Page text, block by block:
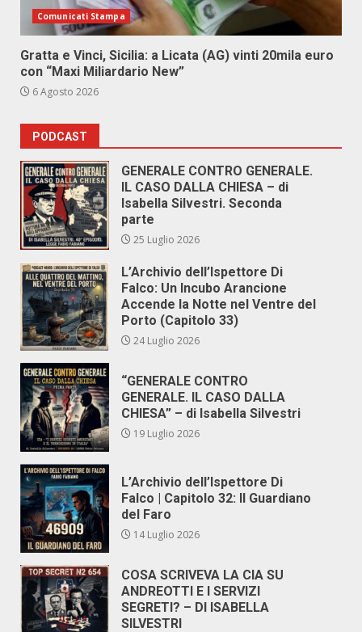
Comunicati Stampa
Gratta e Vinci, Sicilia: a Licata (AG) vinti 20mila euro
con “Maxi Miliardario New”
6 Agosto 2026
PODCAST
GENERALE CONTRO GENERALE.
IL CASO DALLA CHIESA – di
Isabella Silvestri. Seconda
parte
25 Luglio 2026
L’Archivio dell’Ispettore Di
Falco: Un Incubo Arancione
Accende la Notte nel Ventre del
Porto (Capitolo 33)
24 Luglio 2026
“GENERALE CONTRO
GENERALE. IL CASO DALLA
CHIESA” – di Isabella Silvestri
19 Luglio 2026
L’Archivio dell’Ispettore Di
Falco | Capitolo 32: Il Guardiano
del Faro
14 Luglio 2026
COSA SCRIVEVA LA CIA SU
ANDREOTTI E I SERVIZI
SEGRETI? – DI ISABELLA
SILVESTRI